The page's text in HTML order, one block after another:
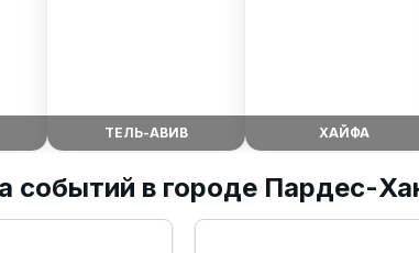
ТЕЛЬ-АВИВ ХАЙФА
событий в городе Пардес-